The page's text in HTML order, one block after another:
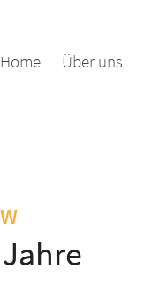
Home Über uns
: